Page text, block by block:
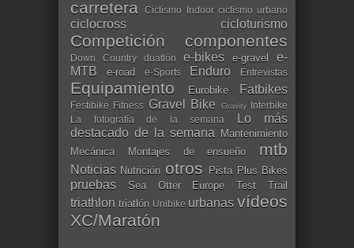
carretera
Ciclismo Indoor ciclismo urbano
ciclocross cicloturismo
Competición componentes
Down Country duatlón e-bikes e-gravel
e-
MTB
e-road e-Sports Enduro Entrevistas
Equipamiento Eurobike Fatbikes
Festibike Fitness Gravel Bike Gravity Interbike
La fotografía de la semana
Lo más
destacado de la semana Mantenimiento
Mecánica
Montajes de ensueño mtb
Noticias Nutrición otros Pista Plus Bikes
pruebas Sea Otter Europe Test Trail
triathlon triatlón Unibike urbanas vídeos
XC/Maratón